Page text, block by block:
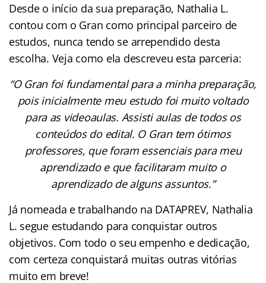
Desde o início da sua preparação, Nathalia L.
contou com o Gran como principal parceiro de
estudos, nunca tendo se arrependido desta
escolha. Veja como ela descreveu esta parceria:
“O Gran foi fundamental para a minha preparação,
pois inicialmente meu estudo foi muito voltado
para as videoaulas. Assisti aulas de todos os
conteúdos do edital. O Gran tem ótimos
professores, que foram essenciais para meu
aprendizado e que facilitaram muito o
aprendizado de alguns assuntos.”
Já nomeada e trabalhando na DATAPREV, Nathalia
L. segue estudando para conquistar outros
objetivos. Com todo o seu empenho e dedicação,
com certeza conquistará muitas outras vitórias
muito em breve!